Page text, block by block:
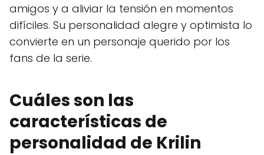
amigos y a aliviar la tensión en momentos
difíciles. Su personalidad alegre y optimista lo
convierte en un personaje querido por los
fans de la serie.
Cuáles son las
características de
personalidad de Krilin